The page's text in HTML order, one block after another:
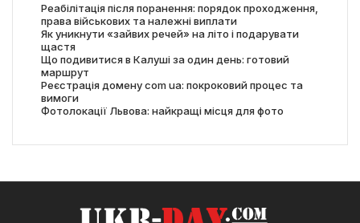
Реабілітація після поранення: порядок проходження,
права військових та належні виплати
Як уникнути «зайвих речей» на літо і подарувати
щастя
Що подивитися в Калуші за один день: готовий
маршрут
Реєстрація домену com ua: покроковий процес та
вимоги
Фотолокації Львова: найкращі місця для фото